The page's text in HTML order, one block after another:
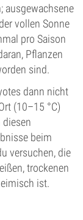
ausgewachsene
vollen Sonne
pro Saison
Pflanzen
sind.
dann nicht
(10–15 °C)
diesen
beim
versuchen, die
trockenen
ist.